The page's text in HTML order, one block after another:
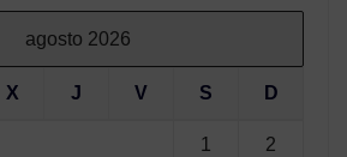
agosto 2026
X J V S D
1 2